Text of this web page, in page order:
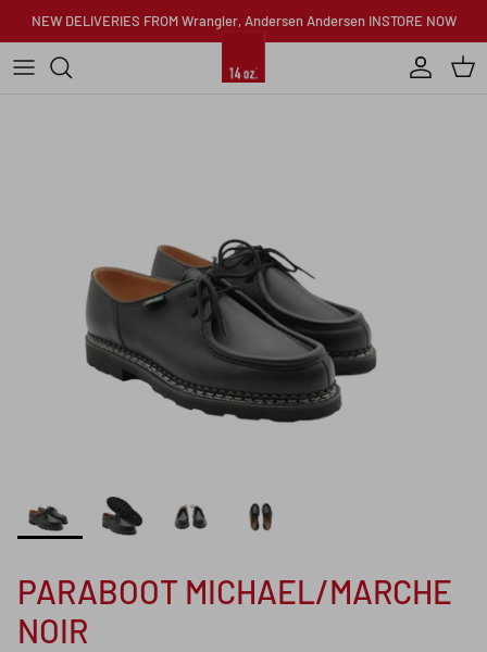
Skip to content
NEW DELIVERIES FROM Wrangler, Andersen Andersen INSTORE NOW
Account
PARABOOT MICHAEL/MARCHE
NOIR